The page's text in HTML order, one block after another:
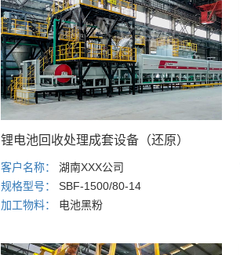
锂电池回收处理成套设备（还原）
客户名称：湖南XXX公司
规格型号：SBF-1500/80-14
加工物料： 电池黑粉